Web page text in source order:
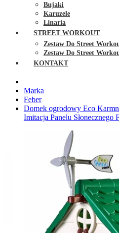
Bujaki
Karuzele
Linaria
STREET WORKOUT
Zestaw Do Street
Zestaw Do Street
KONTAKT
Marka
Feber
Domek ogrodowy Eco
Imitacja Panelu Słonecznego